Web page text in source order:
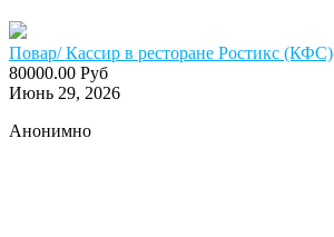
Повар/ Кассир в ресторане Ростикс (КФС)
80000.00 Руб
Июнь 29, 2026
Анонимно